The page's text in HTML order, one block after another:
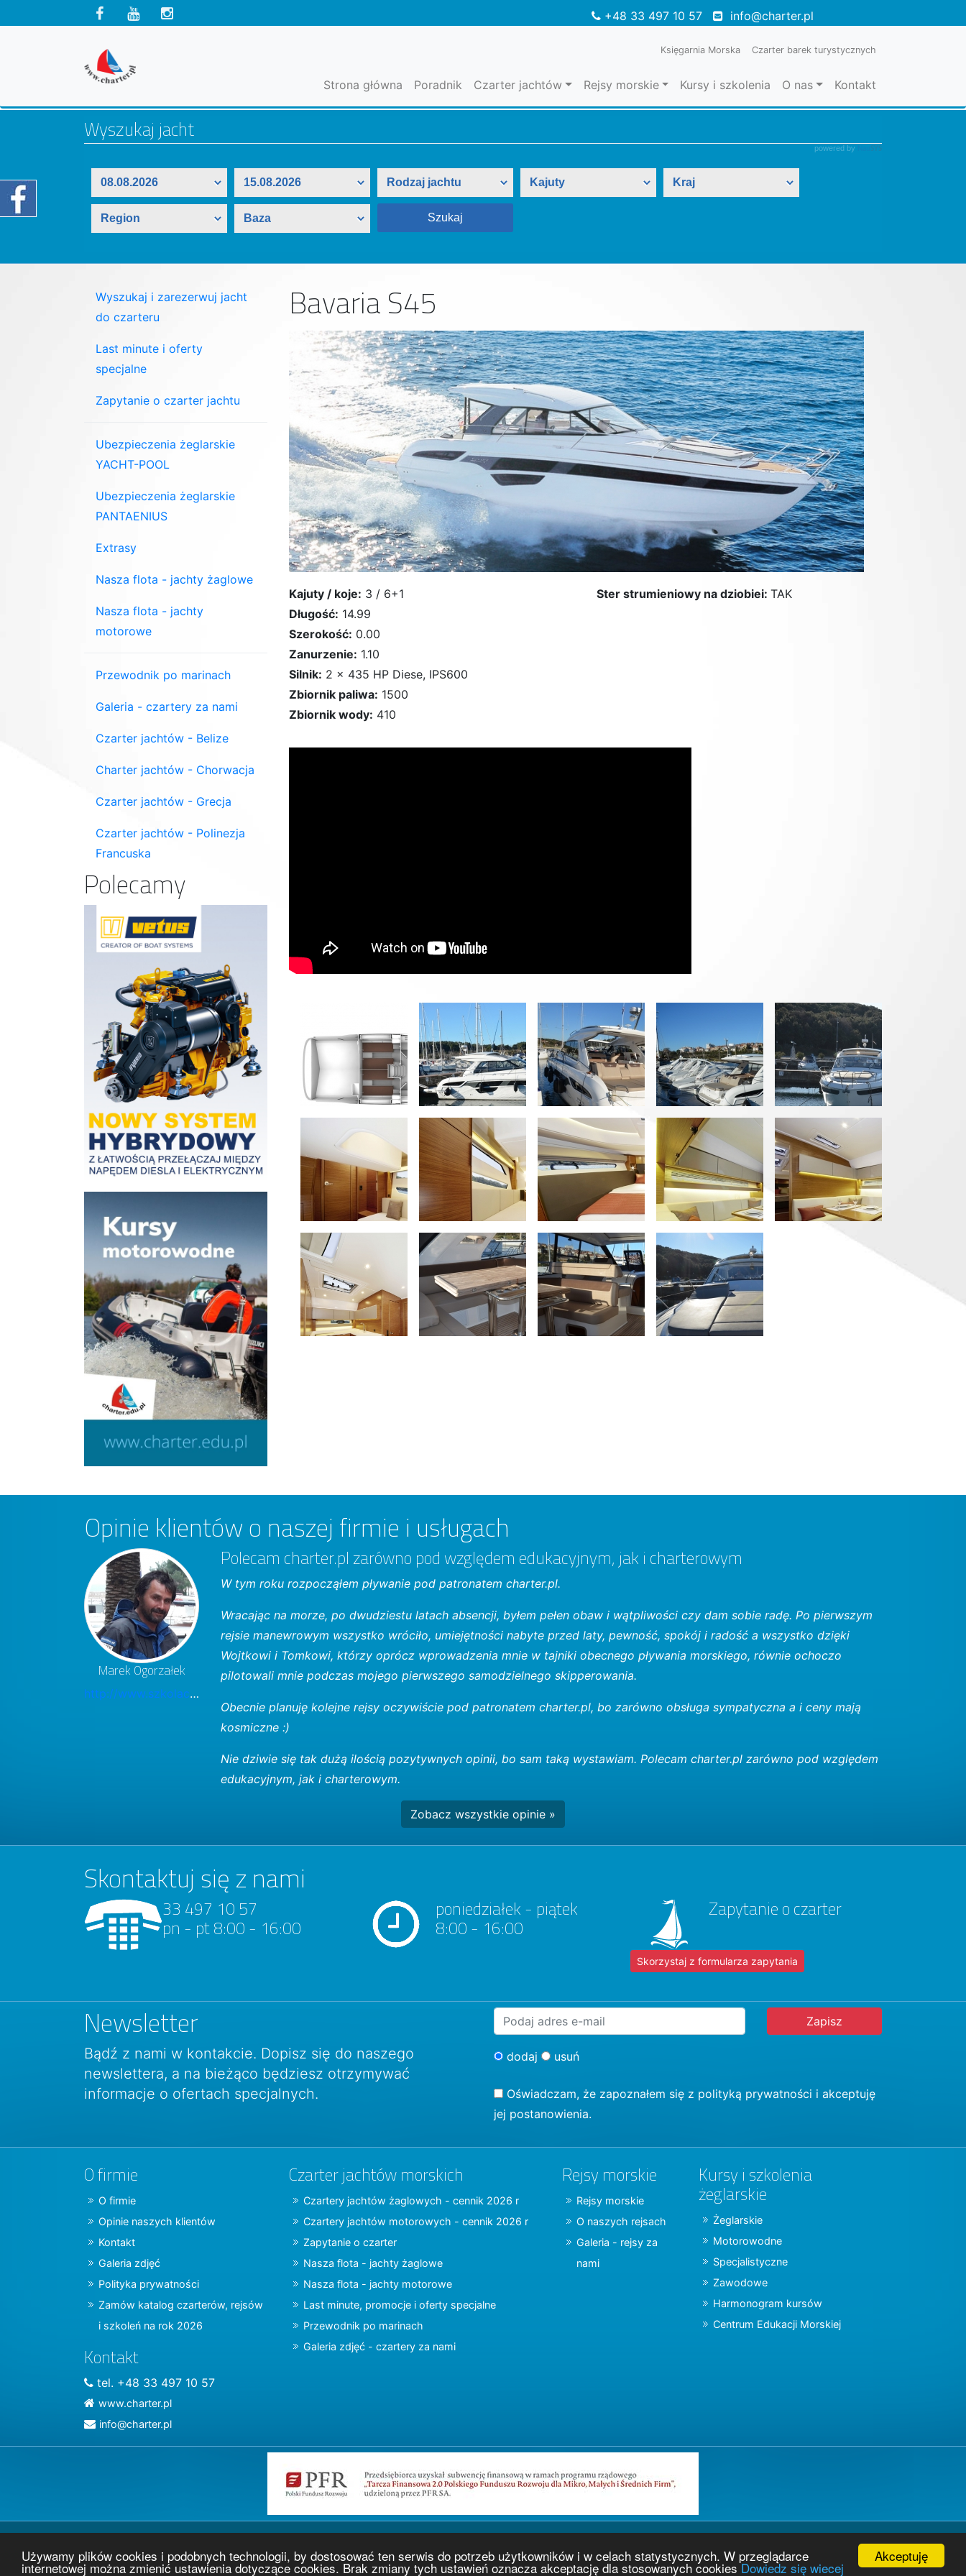
Akceptuję
Używamy plików cookies i podobnych technologii, by dostosować ten serwis do potrzeb użytkowników i w celach statystycznych. W przeglądarce
internetowej można zmienić ustawienia dotyczące cookies. Brak zmiany tych ustawień oznacza akceptację dla stosowanych cookiesDowiedz się wiecej
+48 33 497 10 57 info@charter.pl
Księgarnia Morska Czarter barek turystycznych
Strona główna Poradnik Czarter jachtów Rejsy morskie Kursy i szkolenia O nas Kontakt
Bavaria S45
Kajuty / koje: 3 / 6+1
Długość: 14.99
Szerokość: 0.00
Zanurzenie: 1.10
Silnik: 2 x 435 HP Diese, IPS600
Zbiornik paliwa: 1500
Zbiornik wody: 410
Ster strumieniowy na dziobiei: TAK
Wyszukaj i zarezerwuj jacht
do czarteru
Last minute i oferty
specjalne
Zapytanie o czarter jachtu
Ubezpieczenia żeglarskie
YACHT-POOL
Ubezpieczenia żeglarskie
PANTAENIUS
Extrasy
Nasza flota - jachty żaglowe
Nasza flota - jachty
motorowe
Przewodnik po marinach
Galeria - czartery za nami
Czarter jachtów - Belize
Charter jachtów - Chorwacja
Czarter jachtów - Grecja
Czarter jachtów - Polinezja
Francuska
Polecamy
Opinie klientów o naszej firmie i usługach
Marek Ogorzałek
http://www.szkolacarvingu.pl
Polecam charter.pl zarówno pod względem edukacyjnym, jak i charterowym
W tym roku rozpocząłem pływanie pod patronatem charter.pl.
Wracając na morze, po dwudziestu latach absencji, byłem pełen obaw i wątpliwości czy dam sobie radę. Po pierwszym
rejsie manewrowym wszystko wróciło, umiejętności nabyte przed laty, pewność, spokój i radość a wszystko dzięki
Wojtkowi i Tomkowi, którzy oprócz wprowadzenia mnie w tajniki obecnego pływania morskiego, równie ochoczo
pilotowali mnie podczas mojego pierwszego samodzielnego skipperowania.
Obecnie planuję kolejne rejsy oczywiście pod patronatem charter.pl, bo zarówno obsługa sympatyczna a i ceny mają
kosmiczne :)
Nie dziwie się tak dużą ilością pozytywnych opinii, bo sam taką wystawiam. Polecam charter.pl zarówno pod względem
edukacyjnym, jak i charterowym.
Zobacz wszystkie opinie »
Skontaktuj się z nami
33 497 10 57
pn - pt 8:00 - 16:00
poniedziałek - piątek
8:00 - 16:00
Zapytanie o czarter
Skorzystaj z formularza zapytania
Newsletter
Bądź z nami w kontakcie. Dopisz się do naszego
newslettera, a na bieżąco będziesz otrzymywać
informacje o ofertach specjalnych.
dodaj usuń
Oświadczam, że zapoznałem się z polityką prywatności i akceptuję
jej postanowienia.
O firmie
O firmie
Opinie naszych klientów
Kontakt
Galeria zdjęć
Polityka prywatności
Zamów katalog czarterów, rejsów
i szkoleń na rok 2026
Kontakt
tel. +48 33 497 10 57
www.charter.pl
info@charter.pl
Czarter jachtów morskich
Czartery jachtów żaglowych - cennik 2026 r
Czartery jachtów motorowych - cennik 2026 r
Zapytanie o czarter
Nasza flota - jachty żaglowe
Nasza flota - jachty motorowe
Last minute, promocje i oferty specjalne
Przewodnik po marinach
Galeria zdjęć - czartery za nami
Rejsy morskie
Rejsy morskie
O naszych rejsach
Galeria - rejsy za
nami
Kursy i szkolenia
żeglarskie
Żeglarskie
Motorowodne
Specjalistyczne
Zawodowe
Harmonogram kursów
Centrum Edukacji Morskiej
Projekt i wykonanie www.charter.pl